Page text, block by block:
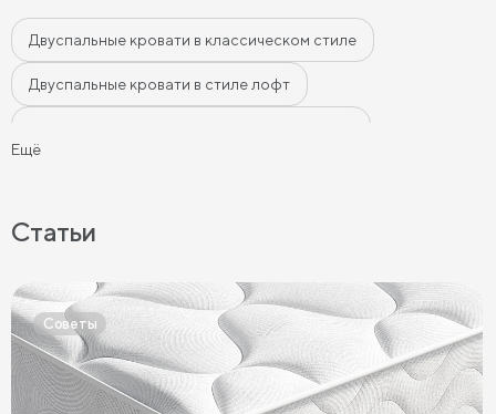
Двуспальные кровати в классическом стиле
Двуспальные кровати в стиле лофт
Двуспальные кровати голубого цвета
Двуспальные кровати цвета графит
Двуспальные кровати желтого цвета
Ещё
Статьи
Советы